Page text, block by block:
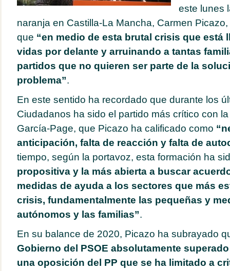
este lunes
naranja en Castilla-La Mancha, Carmen
que “en medio de esta brutal crisis que está
vidas por delante y arruinando a tantas
partidos que no quieren ser parte de la
problema”.
En este sentido ha recordado que durante los
Ciudadanos ha sido el partido más crítico con
García-Page, que Picazo ha calificado como
anticipación, falta de reacción y falta de
tiempo, según la portavoz, esta formación ha
propositiva y la más abierta a buscar
medidas de ayuda a los sectores que más
crisis, fundamentalmente las pequeñas y
autónomos y las familias”.
En su balance de 2020, Picazo ha subrayado
Gobierno del PSOE absolutamente
una oposición del PP que se ha limitado a